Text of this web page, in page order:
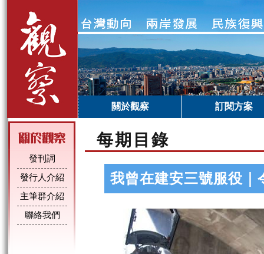
關於觀察 訂閱方案
發刊詞
發行人介紹
主筆群介紹
聯絡我們
每期目錄
我曾在建安三號服役｜